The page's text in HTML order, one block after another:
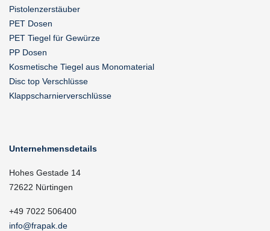
Pistolenzerstäuber
PET Dosen
PET Tiegel für Gewürze
PP Dosen
Kosmetische Tiegel aus Monomaterial
Disc top Verschlüsse
Klappscharnierverschlüsse
Unternehmensdetails
Hohes Gestade 14
72622 Nürtingen
+49 7022 506400
info@frapak.de